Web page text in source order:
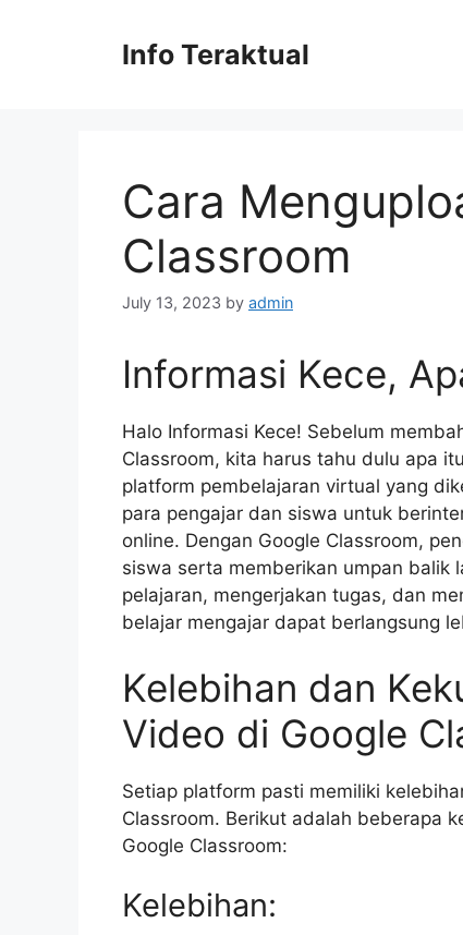
Info Teraktual
Cara
Classroom
July 13, 2023 by admin
Informasi Kece,
Halo Informasi Kece! Sebelum
Classroom, kita harus tahu dulu apa
platform pembelajaran virtual yang
para pengajar dan siswa untuk
online. Dengan Google Classroom,
siswa serta memberikan umpan balik
pelajaran, mengerjakan tugas, dan
belajar mengajar dapat berlangsung
Kelebihan dan
Video di Google
Setiap platform pasti memiliki
Classroom. Berikut adalah beberapa
Google Classroom:
Kelebihan: